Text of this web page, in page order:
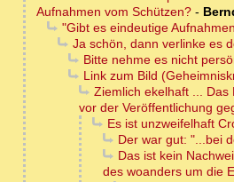
Aufnahmen vom Schützen? -
"Gibt es eindeutige
Ja schön, dann verlinke es
Bitte nehme es nicht
Link zum Bild
Ziemlich ekelhaft ...
vor der Veröffentlichung
Es ist unzweifelhaft
Der war gut: "...bei
Das ist kein
des woanders um die